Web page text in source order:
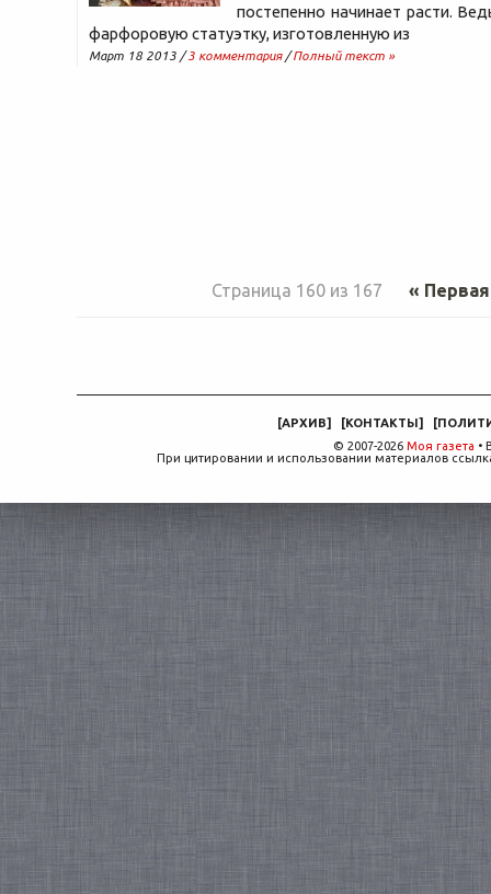
постепенно начинает расти.
фарфоровую статуэтку, изготовленную из
Март 18 2013 /3 комментария/Полный текст »
Страница 160 из 167 « Первая
[АРХИВ] [КОНТАКТЫ] [
© 2007-2026 Моя газета •
При цитировании и использовании материалов